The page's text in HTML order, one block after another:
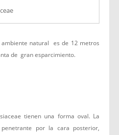
natural es de 12 metros
de gran esparcimiento.
tienen una forma oval. La
por la cara posterior,